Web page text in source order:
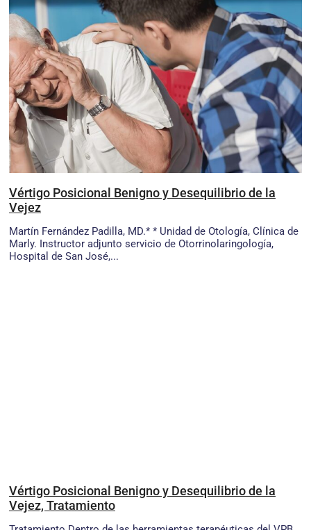
Vértigo Posicional Benigno y Desequilibrio de la
Vejez
Martín Fernández Padilla, MD.* * Unidad de Otología, Clínica de
Marly. Instructor adjunto servicio de Otorrinolaringología,
Hospital de San José,...
Vértigo Posicional Benigno y Desequilibrio de la
Vejez, Tratamiento